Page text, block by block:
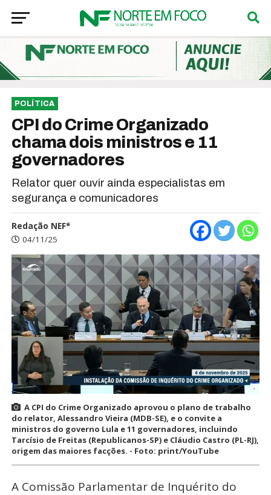
POLÍTICA
CPI do Crime Organizado
chama dois ministros e 11
governadores
Relator quer ouvir ainda especialistas em
segurança e comunicadores
Redação NEF*
04/11/25
A CPI do Crime Organizado aprovou o plano de trabalho
do relator, Alessandro Vieira (MDB-SE), e o convite a
ministros do governo Lula e 11 governadores, incluindo
Tarcísio de Freitas (Republicanos-SP) e Cláudio Castro (PL-RJ),
origem das maiores facções. - Foto: print/YouTube
A Comissão Parlamentar de Inquérito do